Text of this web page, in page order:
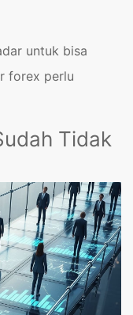
untuk bisa
forex perlu
Tidak